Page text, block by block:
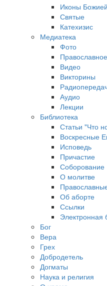
Иконы
Святые
Катехизис
Медиатека
Фото
Видео
Викторины
Аудио
Лекции
Библиотека
Статьи "Что
Воскресные
Исповедь
Причастие
Соборование
О молитве
Об аборте
Ссылки
Электронная
Бог
Вера
Грех
Добродетель
Догматы
Наука и религия